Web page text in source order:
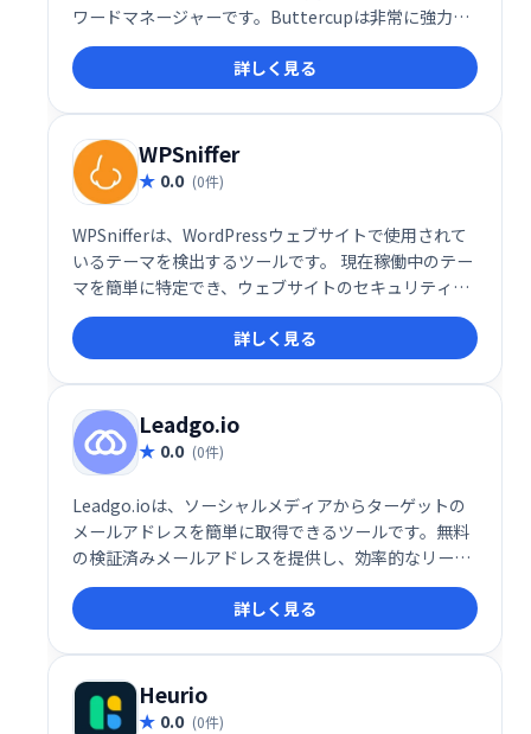
ワードマネージャーです。Buttercupは非常に強力な
暗号化を使用して、単一のマスターパスワードで機密
情報を保護します-サービスごとに、より強力で複雑な
パスワードを自由に使用して、Buttercupに安全に保
管させてください。
詳しく見る
WPSniffer
0.0 (0件)
WPSnifferは、WordPressウェブサイトで使用されて
いるテーマを検出するツールです。 現在稼働中のテー
マを簡単に特定でき、ウェブサイトのセキュリティや
保守管理に役立ちます。 複雑な設定は不要で、迅速か
つ正確にテーマ情報を取得できます。
詳しく見る
Leadgo.io
0.0 (0件)
Leadgo.ioは、ソーシャルメディアからターゲットの
メールアドレスを簡単に取得できるツールです。無料
の検証済みメールアドレスを提供し、効率的なリード
ジェネレーションを支援します。営業活動の効率化や
顧客獲得に役立ちます。詳しく見る
Heurio
0.0 (0件)